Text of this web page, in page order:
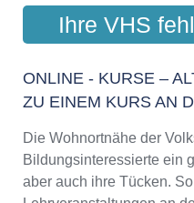
Ihre VHS
ONLINE - KURSE –
ZU EINEM KURS AN
Die Wohnortnähe der
Bildungsinteressierte ein
aber auch ihre Tücken.